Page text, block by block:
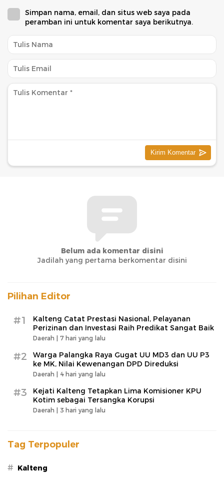
Simpan nama, email, dan situs web saya pada
peramban ini untuk komentar saya berikutnya.
Belum ada komentar disini
Jadilah yang pertama berkomentar disini
Pilihan Editor
#1
Kalteng Catat Prestasi Nasional, Pelayanan
Perizinan dan Investasi Raih Predikat Sangat Baik
Daerah | 7 hari yang lalu
#2
Warga Palangka Raya Gugat UU MD3 dan UU P3
ke MK, Nilai Kewenangan DPD Direduksi
Daerah | 4 hari yang lalu
#3
Kejati Kalteng Tetapkan Lima Komisioner KPU
Kotim sebagai Tersangka Korupsi
Daerah | 3 hari yang lalu
Tag Terpopuler
# Kalteng